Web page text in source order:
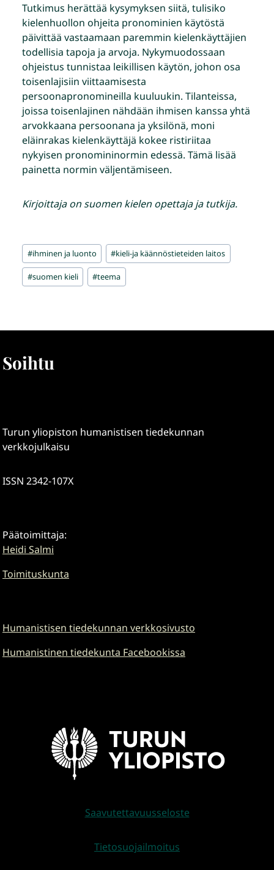
Tutkimus herättää kysymyksen siitä, tulisiko
kielenhuollon ohjeita pronominien käytöstä
päivittää vastaamaan paremmin kielenkäyttäjien
todellisia tapoja ja arvoja. Nykymuodossaan
ohjeistus tunnistaa leikillisen käytön, johon osa
toisenlajisiin viittaamisesta
persoonapronomineilla kuuluukin. Tilanteissa,
joissa toisenlajinen nähdään ihmisen kanssa yhtä
arvokkaana persoonana ja yksilönä, moni
eläinrakas kielenkäyttäjä kokee ristiriitaa
nykyisen pronomininormin edessä. Tämä lisää
painetta normin väljentämiseen.
Kirjoittaja on suomen kielen opettaja ja tutkija.
Avainsanat:
#ihminen ja luonto #kieli-ja käännöstieteiden laitos
#suomen kieli #teema
Soihtu
Turun yliopiston humanistisen tiedekunnan
verkkojulkaisu
ISSN 2342-107X
Päätoimittaja:
Heidi Salmi
Toimituskunta
Humanistisen tiedekunnan verkkosivusto
Humanistinen tiedekunta Facebookissa
Saavutettavuusseloste
Tietosuojailmoitus